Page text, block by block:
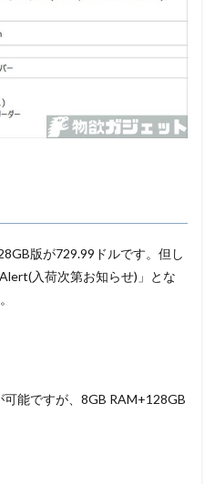
版が729.99ドルです。但し
入荷次第お知らせ)」とな
能ですが、8GB RAM+128GB